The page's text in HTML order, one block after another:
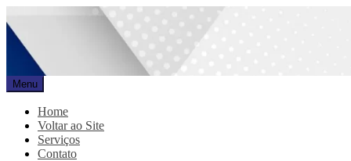
para
conteúdo
Promar
Blog
Menu
Home
Voltar ao Site
Serviços
Contato